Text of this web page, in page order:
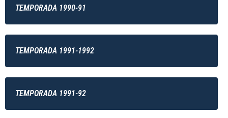
TEMPORADA 1990-91
TEMPORADA 1991-1992
TEMPORADA 1991-92